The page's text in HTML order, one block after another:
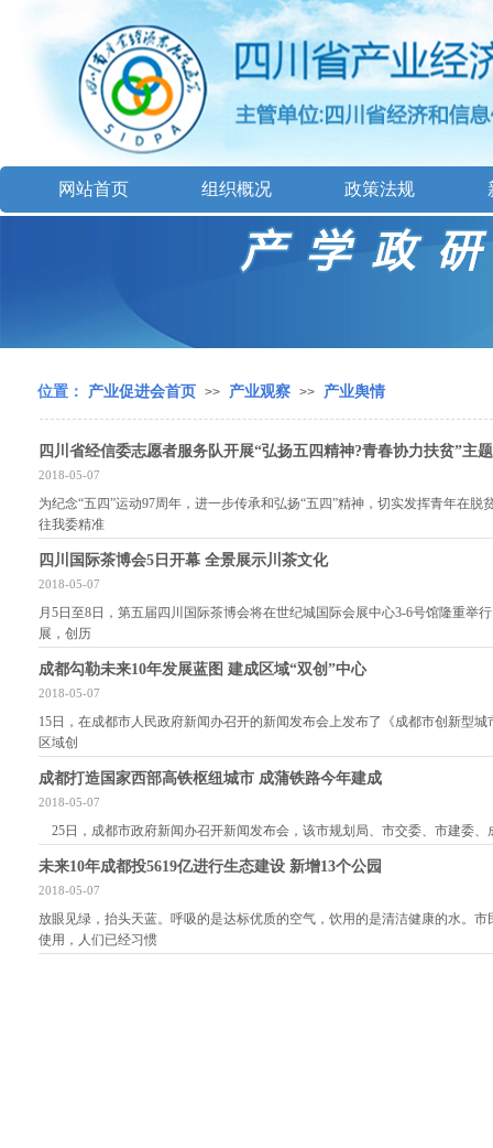
网站首页 组织概况 政策法规
位置： 产业促进会首页 >> 产业观察 >> 产业舆情
四川省经信委志愿者服务队开展“弘扬五四精神?青春协力扶贫”主
2018-05-07
为纪念“五四”运动97周年，进一步传承和弘扬“五四”精神，切实发挥青年在
往我委精准
四川国际茶博会5日开幕 全景展示川茶文化
2018-05-07
月5日至8日，第五届四川国际茶博会将在世纪城国际会展中心3-6号馆隆重举
展，创历
成都勾勒未来10年发展蓝图 建成区域“双创”中心
2018-05-07
15日，在成都市人民政府新闻办召开的新闻发布会上发布了《成都市创新型
区域创
成都打造国家西部高铁枢纽城市 成蒲铁路今年建成
2018-05-07
25日，成都市政府新闻办召开新闻发布会，该市规划局、市交委、市建委
未来10年成都投5619亿进行生态建设 新增13个公园
2018-05-07
放眼见绿，抬头天蓝。呼吸的是达标优质的空气，饮用的是清洁健康的水。
使用，人们已经习惯